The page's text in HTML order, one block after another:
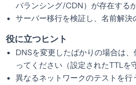
バランシング/CDN）が存在する
サーバー移行を検証し、名前解決
役に立つヒント
DNSを変更したばかりの場合は
ってください（設定されたTTLを
異なるネットワークのテストを